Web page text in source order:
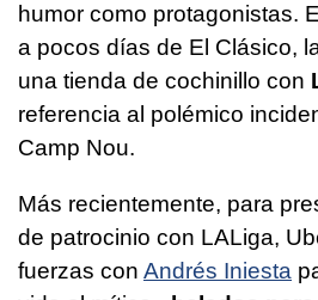
humor como protagonistas.
a pocos días de El Clásico,
una tienda de cochinillo con
referencia al polémico
Camp Nou.
Más recientemente, para
de patrocinio con LALiga,
fuerzas con Andrés Iniesta